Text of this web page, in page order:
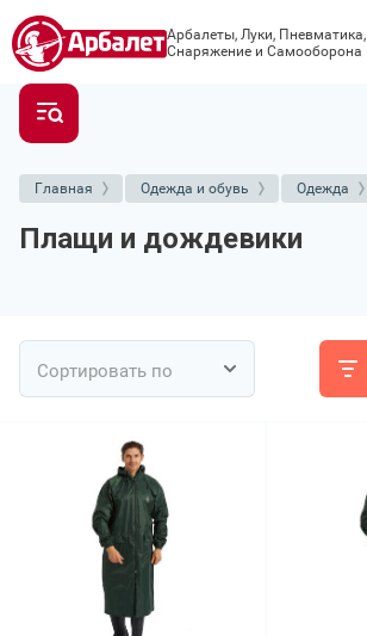
Арбалеты, Луки, Пневматика,
Снаряжение и Самооборона
Главная Одежда и обувь Одежда
Плащи и дождевики
Сортировать по